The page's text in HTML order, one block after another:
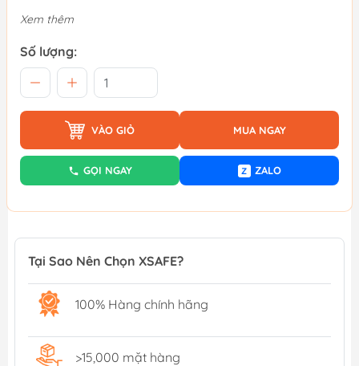
Xem thêm
Số lượng:
VÀO GIỎ MUA NGAY
GỌI NGAY Z ZALO
Tại Sao Nên Chọn XSAFE?
100% Hàng chính hãng
>15,000 mặt hàng